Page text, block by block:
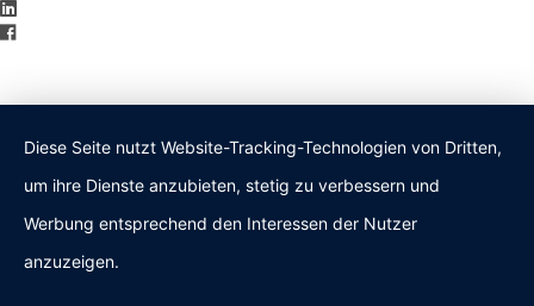
Diese Seite nutzt Website-Tracking-Technologien von Dritten,
um ihre Dienste anzubieten, stetig zu verbessern und
Werbung entsprechend den Interessen der Nutzer
anzuzeigen.